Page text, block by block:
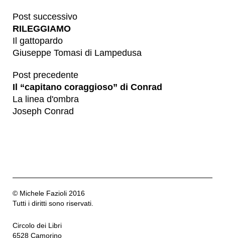
Post successivo
RILEGGIAMO
Il gattopardo
Giuseppe Tomasi di Lampedusa
Post precedente
Il “capitano coraggioso” di Conrad
La linea d'ombra
Joseph Conrad
© Michele Fazioli 2016
Tutti i diritti sono riservati.
Circolo dei Libri
6528 Camorino